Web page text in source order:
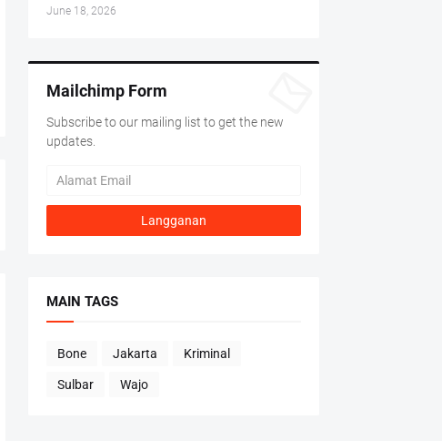
June 18, 2026
Mailchimp Form
Subscribe to our mailing list to get the new
updates.
MAIN TAGS
Bone Jakarta Kriminal
Sulbar Wajo